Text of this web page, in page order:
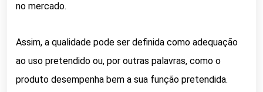
no mercado.
Assim, a qualidade pode ser definida como adequação
ao uso pretendido ou, por outras palavras, como o
produto desempenha bem a sua função pretendida.